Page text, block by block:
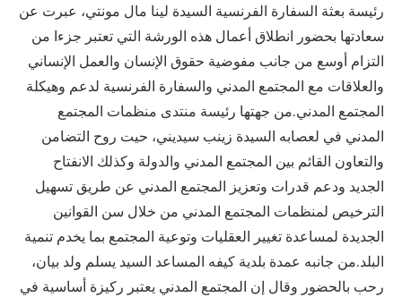
رئيسة بعثة السفارة الفرنسية السيدة لينا مال مونتي، عبرت عن
سعادتها بحضور انطلاق أعمال هذه الورشة التي تعتبر جزءا من
التزام أوسع من جانب مفوضية حقوق الإنسان والعمل الإنساني
والعلاقات مع المجتمع المدني والسفارة الفرنسية لدعم وهيكلة
المجتمع المدني.من جهتها رئيسة منتدى منظمات المجتمع
المدني في لعصابه السيدة زينب سيديني، حيت روح التضامن
والتعاون القائم بين المجتمع المدني والدولة وكذلك الانفتاح
الجديد ودعم قدرات وتعزيز المجتمع المدني عن طريق تسهيل
الترخيص لمنظمات المجتمع المدني من خلال سن القوانين
الجديدة لمساعدة تغيير العقليات وتوعية المجتمع بما يخدم تنمية
البلد.من جانبه عمدة بلدية كيفه المساعد السيد يسلم ولد بيان،
رحب بالحضور وقال إن المجتمع المدني يعتبر ركيزة أساسية في